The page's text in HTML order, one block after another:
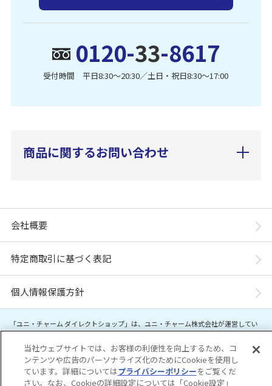
0120-33-8617
受付時間 平日8:30〜20:30／土日・祝日8:30〜17:00
商品に関するお問い合わせ
会社概要
特定商取引に基づく表記
個人情報保護方針
Copyright© Unicharm Corporation
「ユニ・チャーム ダイレクトショップ」は、ユニ・チャーム株式会社が運営してい
ます。※当店に掲載されているコンテンツは、事前の許可が無い限り無断使用・複
製・転載を禁じます。
当社ウェブサイトでは、お客様の利便性を向上するため、コ
ンテンツや広告のパーソナライズ化のためにCookieを使用し
ています。詳細についてはプライバシーポリシーをご覧くだ
さい。なお、Cookieの詳細設定については「Cookie設定」